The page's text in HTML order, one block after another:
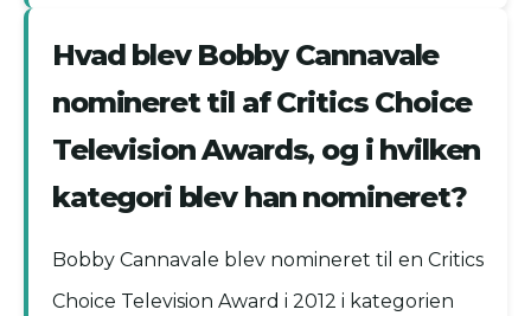
Hvad blev Bobby Cannavale
nomineret til af Critics Choice
Television Awards, og i hvilken
kategori blev han nomineret?
Bobby Cannavale blev nomineret til en Critics
Choice Television Award i 2012 i kategorien